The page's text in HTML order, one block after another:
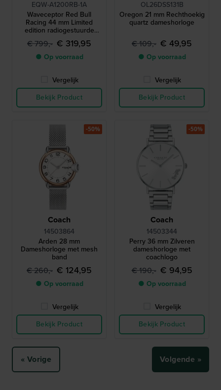
EQW-A1200RB-1A
Waveceptor Red Bull
Racing 44 mm Limited
edition radiogestuurde
quartz-chronograaf op
zonne-energie met kompas
en wereldtijd
€ 799,- € 319,95
● Op voorraad
Vergelijk
Bekijk Product
OL26DSS131B
Oregon 21 mm Rechthoekig
quartz dameshorloge
€ 109,- € 49,95
● Op voorraad
Vergelijk
Bekijk Product
Coach
14503864
Arden 28 mm
Dameshorloge met mesh
band
€ 260,- € 124,95
● Op voorraad
Vergelijk
Bekijk Product
-50%
Coach
14503344
Perry 36 mm Zilveren
dameshorloge met
coachlogo
€ 190,- € 94,95
● Op voorraad
Vergelijk
Bekijk Product
-50%
« Vorige Volgende »